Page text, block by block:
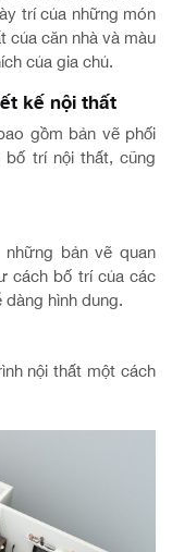
trí của những món
của căn nhà và màu
của gia chủ.
kế nội thất
gồm bản vẽ phối
trí nội thất, cũng
bản vẽ quan
cách bố trí của các
hình dung.
nội thất một cách